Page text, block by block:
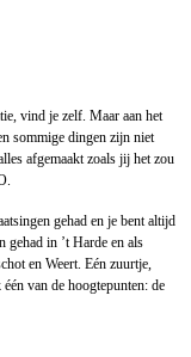
vind je zelf. Maar aan het
sommige dingen zijn niet
afgemaakt zoals jij het zou
gehad en je bent altijd
gehad in ’t Harde en als
en Weert. Eén zuurtje,
van de hoogtepunten: de